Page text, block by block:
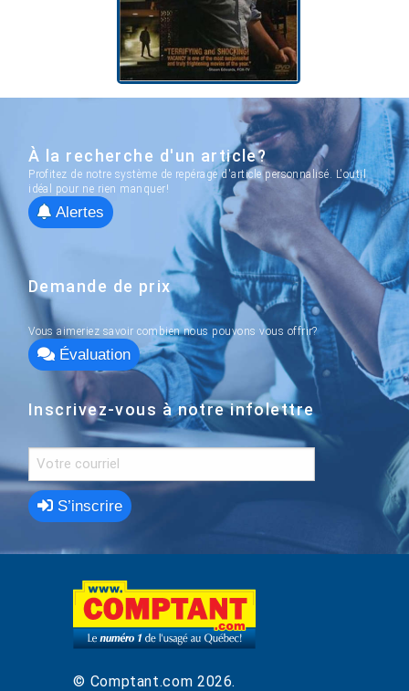
À la recherche d'un article?
Profitez de notre système de repérage d'article personnalisé. L'outil
idéal pour ne rien manquer!
Alertes
Demande de prix
Vous aimeriez savoir combien nous pouvons vous offrir?
Évaluation
Inscrivez-vous à notre infolettre
S’inscrire
© Comptant.com 2026.